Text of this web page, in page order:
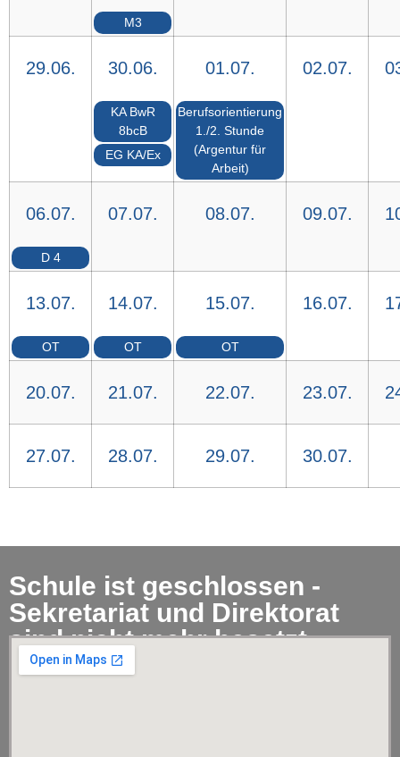
M3
29.06. 30.06.
KA BwR
8bcB
EG KA/Ex
01.07.
Berufsorientierung
1./2. Stunde
(Argentur für
Arbeit)
02.07.
06.07.
D 4
07.07. 08.07. 09.07.
13.07.
OT
14.07.
OT
15.07.
OT
16.07.
20.07. 21.07. 22.07. 23.07.
27.07. 28.07. 29.07. 30.07.
Schule ist geschlossen -
Sekretariat und Direktorat
sind nicht mehr besetzt.